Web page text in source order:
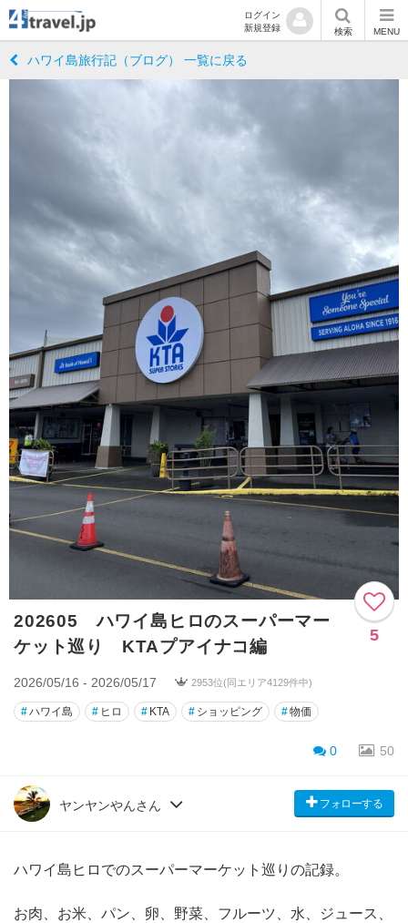
ログイン
新規登録
検索 MENU
ハワイ島旅行記（ブログ） 一覧に戻る
202605 ハワイ島ヒロのスーパーマー
ケット巡り KTAプアイナコ編
5
2026/05/16 - 2026/05/17 2953位(同エリア4129件中)
#ハワイ島 # ヒロ # KTA # ショッピング #物価
0 50
ヤンヤンやんさん フォローする
ハワイ島ヒロでのスーパーマーケット巡りの記録。
お肉、お米、パン、卵、野菜、フルーツ、水、ジュース、